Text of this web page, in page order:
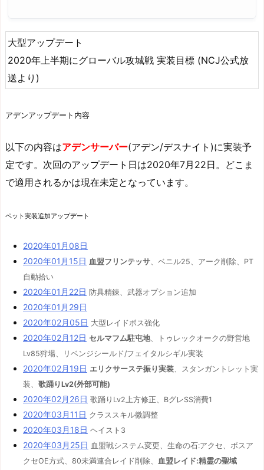
大型アップデート
2020年上半期にグローバル攻城戦 実装目標 (NCJ公式放
送より)
アデンアップデート内容
以下の内容はアデンサーバー(アデン/デスナイト)に実装予
定です。次回のアップデート日は2020年7月22日。どこま
で適用されるかは現在未定となっています。
ペット実装追加アップデート
2020年01月08日
2020年01月15日 血盟フリンテッサ、ベニル25、アーク削除、PT
自動拾い
2020年01月22日 防具精錬、武器オプション追加
2020年01月29日
2020年02月05日 大型レイドボス強化
2020年02月12日 セルマフム駐屯地、トゥレックオークの野営地
Lv85狩場、リベンジシールド/フェイタルシギル実装
2020年02月19日 エリクサーステ振り実装、スタンガントレット実
装、 歌踊りLv2(外部可能)
2020年02月26日 歌踊りLv2上方修正、BグレSS消費1
2020年03月11日 クラススキル微調整
2020年03月18日 ヘイスト3
2020年03月25日 血盟戦システム変更、生命の石:アクセ、ボスア
クセOE方式、80未満連合レイド削除、 血盟レイド:精霊の聖域